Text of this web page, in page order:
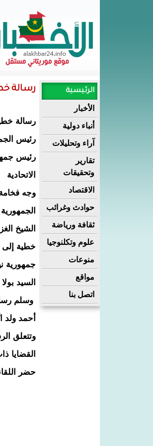
الرئيسية
الأخبار
أنباء دولية
آراء وتحليلات
تقارير
وتحقيقات
الاقتصاد
حوادث وغرائب
ثقافة ورياضة
علوم وتكلنوجيا
منوعات
مواقع
اتصل بنا
رسالة
رسالة
رئيس
رئيس
الاتحادية
وجه
الشيخ
خطية
جمهورية
السيد
وسلم
أحمد
وتتعلق
القضايا
حضر